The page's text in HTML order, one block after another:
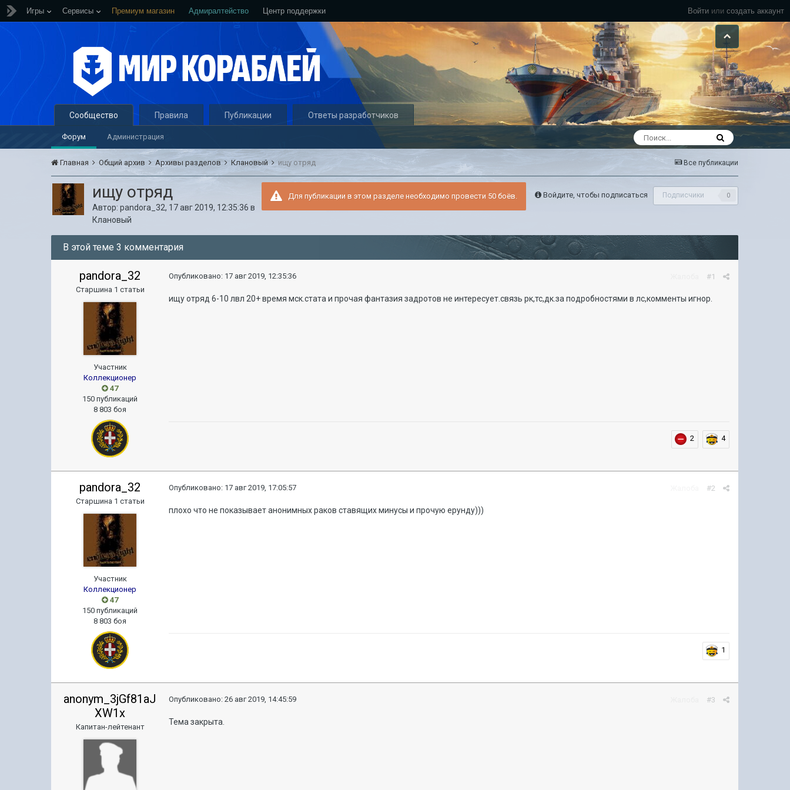
Войти или создать аккаунт
Игры Сервисы Премиум магазин Адмиралтейство Центр поддержки
Сообщество
Форум Администрация
Правила Публикации Ответы разработчиков
Все публикации
Главная Общий архив Архивы разделов Клановый ищу отряд
Войдите, чтобы подписаться Подписчики 0
Для публикации в этом разделе необходимо провести 50 боёв.
ищу отряд
Автор:pandora_32, 17 авг 2019, 12:35:36 в
Клановый
В этой теме 3 комментария
pandora_32
Старшина 1 статьи
Участник
Коллекционер
47
150 публикаций
8 803 боя
#1
Опубликовано: 17 авг 2019, 12:35:36
ищу отряд 6-10 лвл 20+ время мск.стата и прочая фантазия задротов не интересует.связь рк,тс,дк.за подробностями в лс,комменты игнор.
2 4
pandora_32
Старшина 1 статьи
Участник
Коллекционер
47
150 публикаций
8 803 боя
#2
Опубликовано: 17 авг 2019, 17:05:57
плохо что не показывает анонимных раков ставящих минусы и прочую ерунду)))
1
anonym_3jGf81aJ
XW1x
Капитан-лейтенант
#3
Опубликовано:26 авг 2019, 14:45:59
Тема закрыта.